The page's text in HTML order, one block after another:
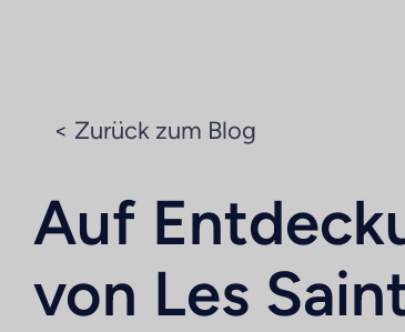
< Zurück zum Blog
Auf
von Les